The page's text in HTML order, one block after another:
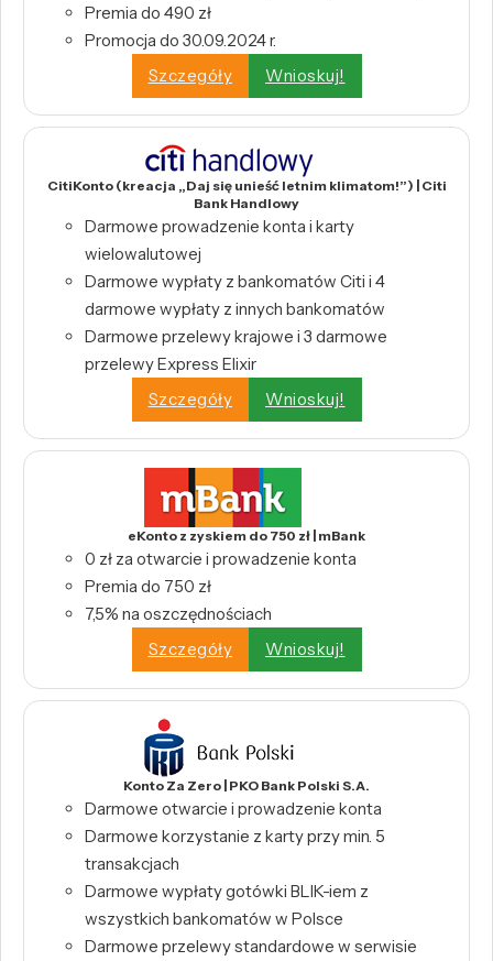
Premia do 490 zł
Promocja do 30.09.2024 r.
Szczegóły
Wnioskuj!
CitiKonto (kreacja „Daj się unieść letnim klimatom!”) | Citi
Bank Handlowy
Darmowe prowadzenie konta i karty
wielowalutowej
Darmowe wypłaty z bankomatów Citi i 4
darmowe wypłaty z innych bankomatów
Darmowe przelewy krajowe i 3 darmowe
przelewy Express Elixir
Szczegóły
Wnioskuj!
eKonto z zyskiem do 750 zł | mBank
0 zł za otwarcie i prowadzenie konta
Premia do 750 zł
7,5% na oszczędnościach
Szczegóły
Wnioskuj!
Konto Za Zero | PKO Bank Polski S.A.
Darmowe otwarcie i prowadzenie konta
Darmowe korzystanie z karty przy min. 5
transakcjach
Darmowe wypłaty gotówki BLIK-iem z
wszystkich bankomatów w Polsce
Darmowe przelewy standardowe w serwisie